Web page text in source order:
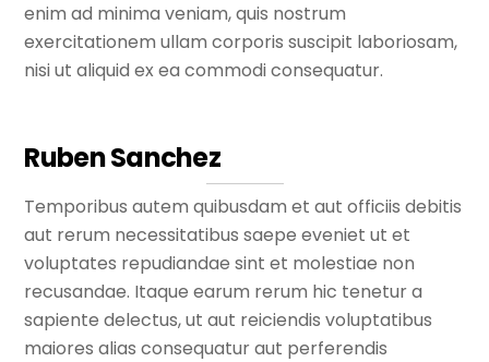
enim ad minima veniam, quis nostrum
exercitationem ullam corporis suscipit laboriosam,
nisi ut aliquid ex ea commodi consequatur.
Ruben Sanchez
Temporibus autem quibusdam et aut officiis debitis
aut rerum necessitatibus saepe eveniet ut et
voluptates repudiandae sint et molestiae non
recusandae. Itaque earum rerum hic tenetur a
sapiente delectus, ut aut reiciendis voluptatibus
maiores alias consequatur aut perferendis